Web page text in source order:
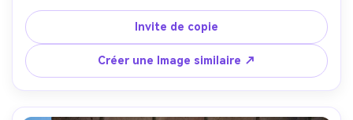
continent, pochoirs à haut contraste, un accent vert
toxique sur les filtres du masque, mur en béton fissuré,
gouttes de spray et bords rugueux, commentaires
politiques audacieux, cadre semblable à une affiche,
éclairage cinématographique doux- -ar 4:5
Invite de copie
Créer une Image similaire ↗